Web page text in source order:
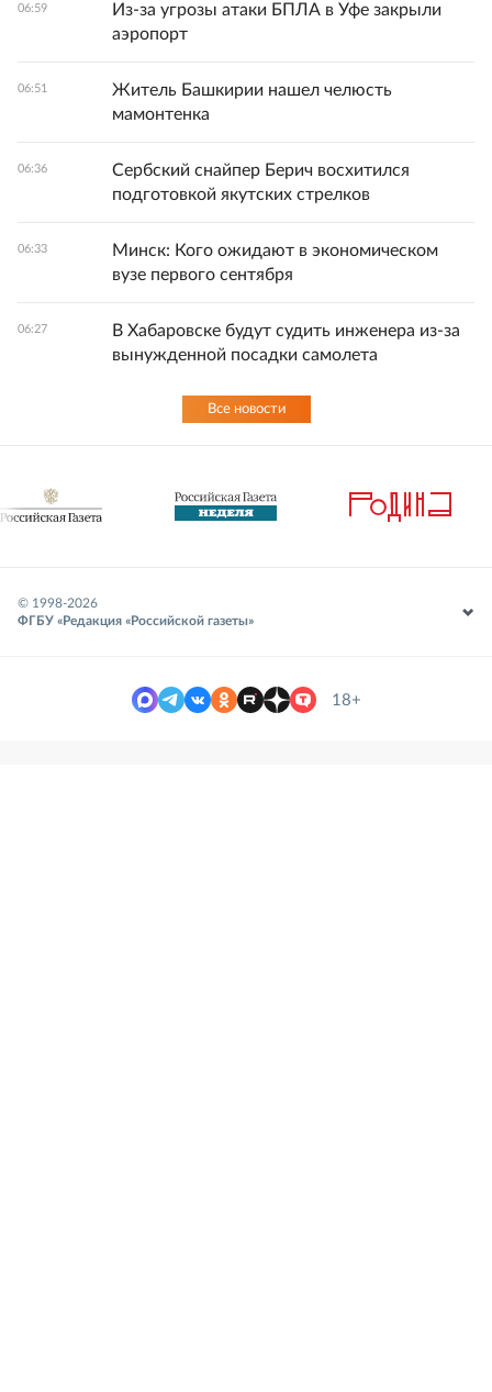
06:59
Из-за угрозы атаки БПЛА в Уфе закрыли
аэропорт
06:51
Житель Башкирии нашел челюсть
мамонтенка
06:36
Сербский снайпер Берич восхитился
подготовкой якутских стрелков
06:33
Минск: Кого ожидают в экономическом
вузе первого сентября
06:27
В Хабаровске будут судить инженера из-за
вынужденной посадки самолета
Все новости
© 1998-2026
ФГБУ «Редакция «Российской газеты»
18+